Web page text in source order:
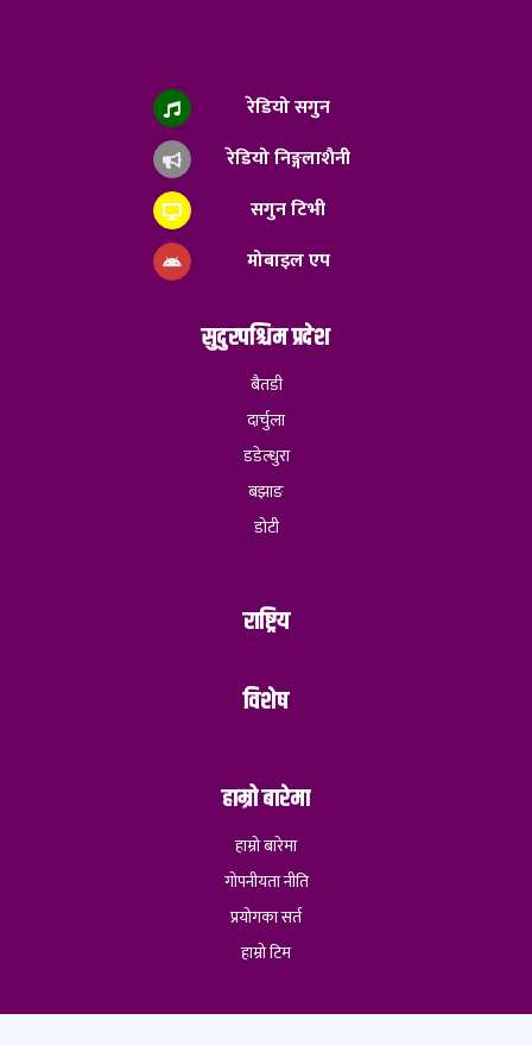
रेडियो सगुन
रेडियो निङ्गलाशैनी
सगुन टिभी
मोबाइल एप
सुदुरपश्चिम प्रदेश
बैतडी
दार्चुला
डडेल्धुरा
बझाङ
डोटी
राष्ट्रिय
विशेष
हाम्रो बारेमा
हाम्रो बारेमा
गोपनीयता नीति
प्रयोगका सर्त
हाम्रो टिम